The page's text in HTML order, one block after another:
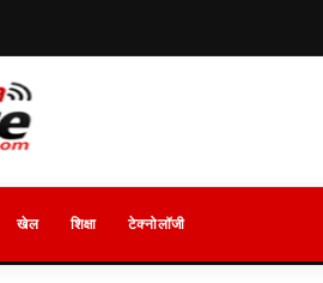
खेल शिक्षा टेक्नोलॉजी